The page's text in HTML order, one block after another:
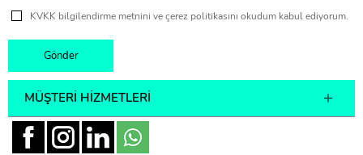
KVKK bilgilendirme metnini ve çerez politikasını okudum kabul ediyorum.
MÜŞTERI HIZMETLERI